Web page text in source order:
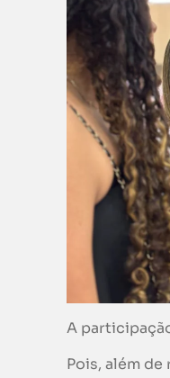
A
Pois, além